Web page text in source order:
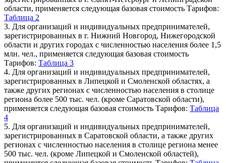
области, применяется следующая базовая стоимость Тарифов:
Таблица 2
3. Для организаций и индивидуальных предпринимателей,
зарегистрированных в г. Нижний Новгород, Нижегородской
области и других городах с численностью населения более 1,5
млн. чел., применяется следующая базовая стоимость
Тарифов: Таблица 3
4. Для организаций и индивидуальных предпринимателей,
зарегистрированных в Липецкой и Смоленской областях, а
также других регионах с численностью населения в столице
региона более 500 тыс. чел. (кроме Саратовской области),
применяется следующая базовая стоимость Тарифов: Таблица
4
5. Для организаций и индивидуальных предпринимателей,
зарегистрированных в Саратовской области, а также других
регионах с численностью населения в столице региона менее
500 тыс. чел. (кроме Липецкой и Смоленской областей),